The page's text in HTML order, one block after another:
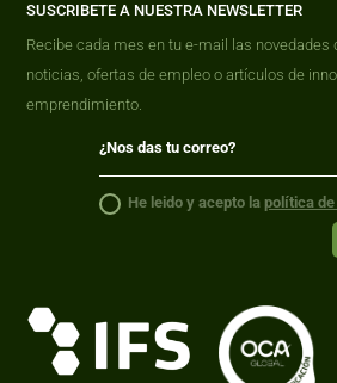
SUSCRIBETE A NUESTRA NEWSLETTER
Recibe cada mes en tu e-mail las novedades
noticias, ofertas de empleo o artículos de
emprendimiento.
He leido y acepto la política